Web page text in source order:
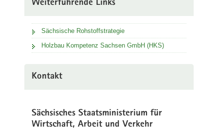
Weiterführende Links
Sächsische Rohstoffstrategie
Holzbau Kompetenz Sachsen GmbH (HKS)
Kontakt
Sächsisches Staatsministerium für
Wirtschaft, Arbeit und Verkehr